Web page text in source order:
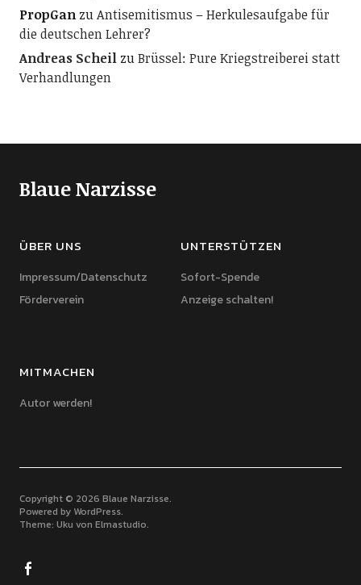
PropGanzuAntisemitismus – Herkulesaufgabe für
die deutschen Lehrer?
Andreas ScheilzuBrüssel: Pure Kriegstreiberei statt
Verhandlungen
Blaue Narzisse
ÜBER UNS
Impressum/Datenschutz
Förderverein
UNTERSTÜTZEN
Sofort-Spende
Anzeige schalten!
MITMACHEN
Autor werden!
Copyright © 2026 Blaue Narzisse
Powered by WordPress
Theme: Uku von Elmastudio